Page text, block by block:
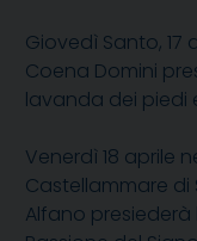
Giovedì Santo, 17
Coena Domini
lavanda dei piedi
Venerdì 18 aprile
Castellammare di
Alfano presiederà